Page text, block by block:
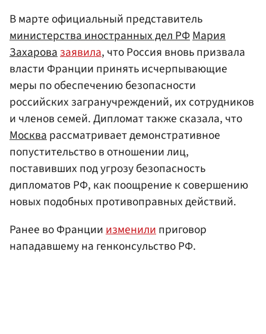
В марте официальный представитель
министерства иностранных дел РФМария
Захаровазаявила, что Россия вновь призвала
власти Франции принять исчерпывающие
меры по обеспечению безопасности
российских загранучреждений, их сотрудников
и членов семей. Дипломат также сказала, что
Москварассматривает демонстративное
попустительство в отношении лиц,
поставивших под угрозу безопасность
дипломатов РФ, как поощрение к совершению
новых подобных противоправных действий.
Ранее во Францииизменилиприговор
нападавшему на генконсульство РФ.